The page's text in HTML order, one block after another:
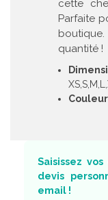
cette
Parfaite
quantité !
Couleur
Saisissez
devis
email !